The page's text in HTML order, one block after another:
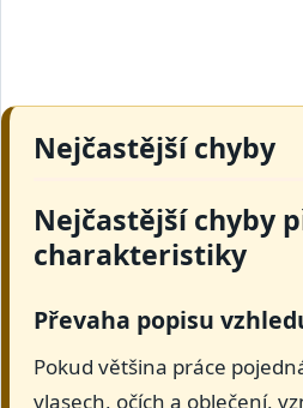
Nejčastější chyby
Nejčastější chyby
charakteristiky
Převaha popisu
Pokud většina práce
vlasech, očích a oblečení,